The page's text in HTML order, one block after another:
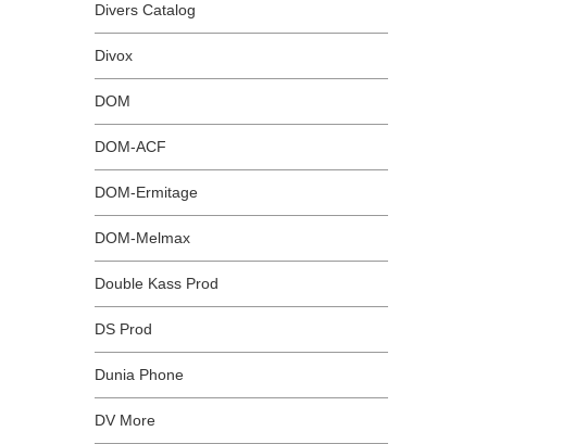
Divers Catalog
Divox
DOM
DOM-ACF
DOM-Ermitage
DOM-Melmax
Double Kass Prod
DS Prod
Dunia Phone
DV More